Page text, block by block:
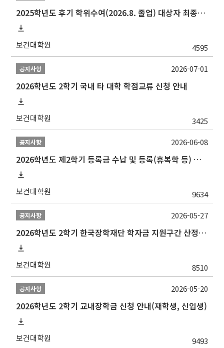
2025학년도 후기 학위수여(2026.8. 졸업) 대상자 최종인준 논문 제출 안내
보건대학원 4595
공지사항
2026학년도 2학기 국내 타 대학 학점교류 신청 안내
보건대학원 3425
2026-07-01
공지사항
2026학년도 제2학기 등록금 수납 및 등록(휴복학 등) 일정 안내
보건대학원 9634
2026-06-08
공지사항
2026학년도 2학기 한국장학재단 학자금 지원구간 산정 신청 안내
보건대학원 8510
2026-05-27
공지사항
2026학년도 2학기 교내장학금 신청 안내(재학생, 신입생)
보건대학원 9493
2026-05-20